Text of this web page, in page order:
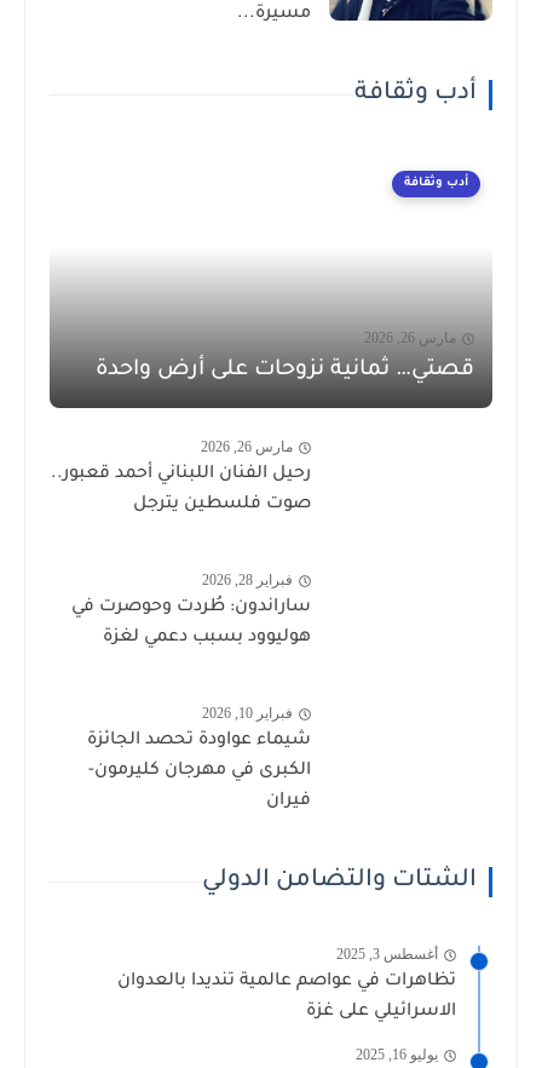
مسيرة...
أدب وثقافة
أدب وثقافة
مارس 26, 2026
قصتي… ثمانية نزوحات على أرض واحدة
مارس 26, 2026
رحيل الفنان اللبناني أحمد قعبور..
صوت فلسطين يترجل
فبراير 28, 2026
ساراندون: طُردت وحوصرت في
هوليوود بسبب دعمي لغزة
فبراير 10, 2026
شيماء عواودة تحصد الجائزة
الكبرى في مهرجان كليرمون-
فيران
الشتات والتضامن الدولي
أغسطس 3, 2025
تظاهرات في عواصم عالمية تنديدا بالعدوان
الاسرائيلي على غزة
يوليو 16, 2025